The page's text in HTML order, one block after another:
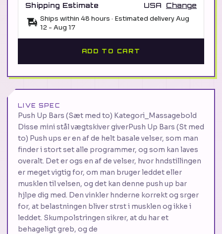
Shipping Estimate
USA
Change
Ships within 48 hours · Estimated deliveryAug
12 - Aug 17
ADD TO CART
LIVE SPEC
Push Up Bars (Sæt med to) Kategori_Massagebold
Disse mini stål vægtskiver giverPush Up Bars (St med
to) Push ups er en af de helt basale velser, som man
finder i stort set alle programmer, og som kan laves
overalt. Det er ogs en af de velser, hvor hndstillingen
er meget vigtig for, om man bruger leddet eller
musklen til velsen, og det kan denne push up bar
hjlpe dig med. Den vinkler hnderne korrekt og srger
for, at belastningen bliver strst i musklen og ikke i
leddet. Skumpolstringen sikrer, at du har et
behageligt greb, og de